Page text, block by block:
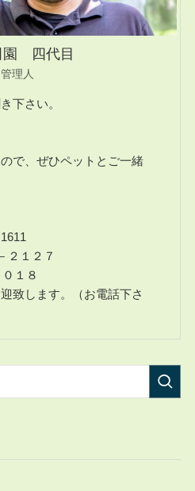
園 四代目
管理人
下さい。
で、ぜひペットとご一緒
２１２７
１８
致します。（お電話下さ